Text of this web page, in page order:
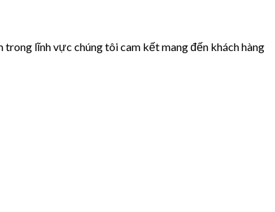
trong lĩnh vực chúng tôi cam kết mang đến khách hàng